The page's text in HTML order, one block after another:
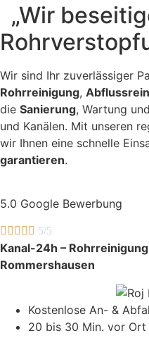
„Wir
Wir sind Ihr zuverlässiger
Rohrreinigung,
die Sanierung, Wartung
und Kanälen. Mit unseren
wir Ihnen eine schnelle
garantieren.
5.0 Google Bewerbung
     5/5
Kanal-24h –
Rommershausen
Kostenlose An- &
20 bis 30 Min. vor Ort